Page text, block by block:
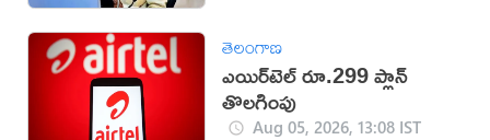
తెలంగాణ
ఎయిర్‌టెల్ రూ.299 ప్లాన్
తొలగింపు
Aug 05, 2026, 13:08 IST